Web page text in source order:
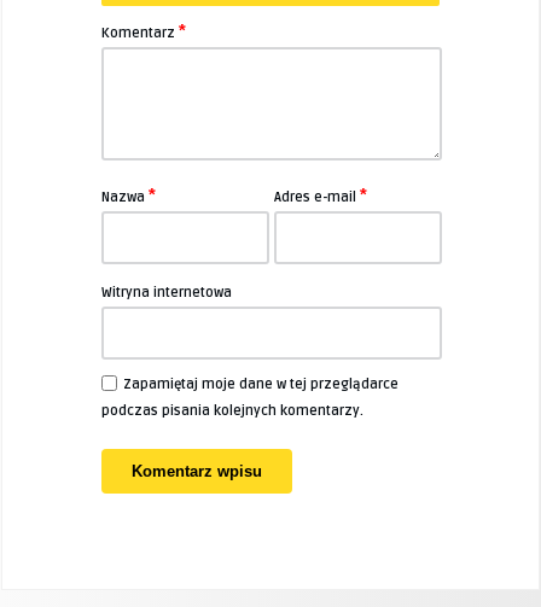
Komentarz *
Nazwa * Adres e-mail*
Witryna internetowa
Zapamiętaj moje dane w tej przeglądarce
podczas pisania kolejnych komentarzy.